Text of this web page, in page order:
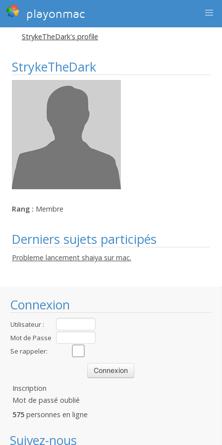
playonmac
Connexion
Utilisateur :
Mot de Passe
:Se rappeler:
Inscription
Mot de passé oublié
575 personnes en ligne
Suivez-nous
StrykeTheDark's profile
StrykeTheDark
Rang : Membre
Derniers sujets participés
Probleme lancement shaiya sur mac.